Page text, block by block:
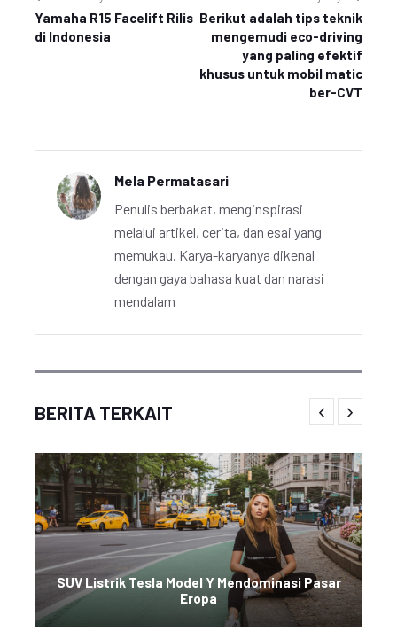
Yamaha R15 Facelift Rilis
di Indonesia
Berikut adalah tips teknik
mengemudi eco-driving
yang paling efektif
khusus untuk mobil matic
ber-CVT
Mela Permatasari
Penulis berbakat, menginspirasi
melalui artikel, cerita, dan esai yang
memukau. Karya-karyanya dikenal
dengan gaya bahasa kuat dan narasi
mendalam
BERITA TERKAIT
SUV Listrik Tesla Model Y Mendominasi Pasar
Eropa